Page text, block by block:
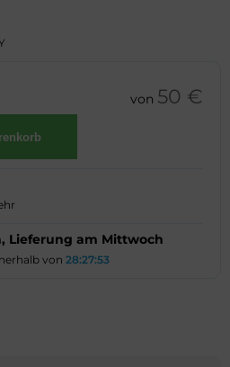
von 50 €
Lieferung am Mittwoch
von 28:27:53